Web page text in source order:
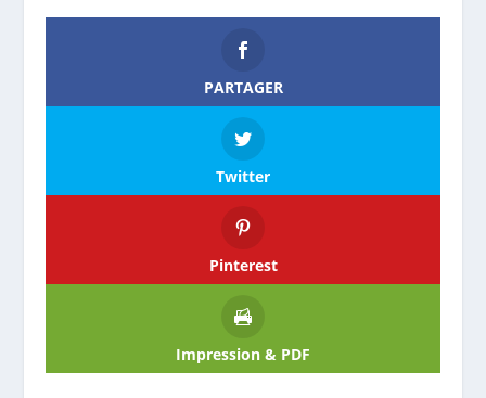
PARTAGER
Twitter
Pinterest
Impression & PDF